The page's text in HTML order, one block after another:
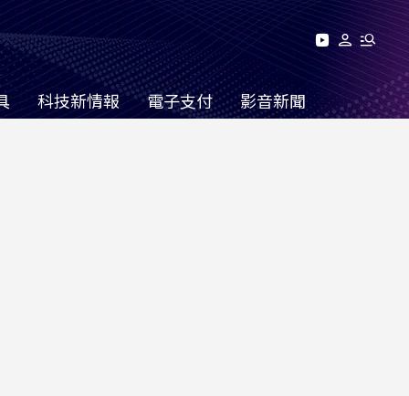
科技新情報 電子支付 影音新聞